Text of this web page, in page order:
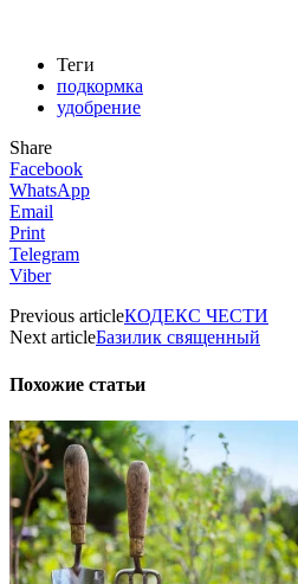
Теги
подкормка
удобрение
Share
Facebook
WhatsApp
Email
Print
Telegram
Viber
Previous articleКОДЕКС ЧЕСТИ
Next articleБазилик священный
Похожие статьи